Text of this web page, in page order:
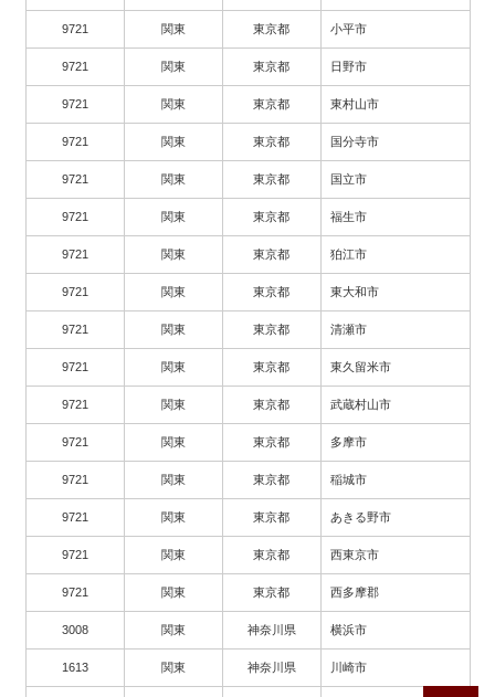
9721 関東 東京都 小平市
9721 関東 東京都 日野市
9721 関東 東京都 東村山市
9721 関東 東京都 国分寺市
9721 関東 東京都 国立市
9721 関東 東京都 福生市
9721 関東 東京都 狛江市
9721 関東 東京都 東大和市
9721 関東 東京都 清瀬市
9721 関東 東京都 東久留米市
9721 関東 東京都 武蔵村山市
9721 関東 東京都 多摩市
9721 関東 東京都 稲城市
9721 関東 東京都 あきる野市
9721 関東 東京都 西東京市
9721 関東 東京都 西多摩郡
3008 関東 神奈川県 横浜市
1613 関東 神奈川県 川崎市